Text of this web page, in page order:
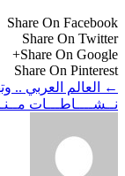
Share On Facebook
Share On Twitter
Share On Google+
Share On Pinterest
←
العالم العربي ..
نــشــــاطـــات